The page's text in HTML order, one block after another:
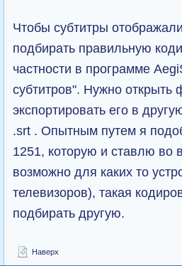
Чтобы субтитры
подбирать правильную
частности в программе
субтитров". Нужно открыть
экспортировать его в
.srt . Опытным путем я
1251, которую и ставлю во
возможно для каких то
телевизоров), такая
подбирать другую.
Наверх